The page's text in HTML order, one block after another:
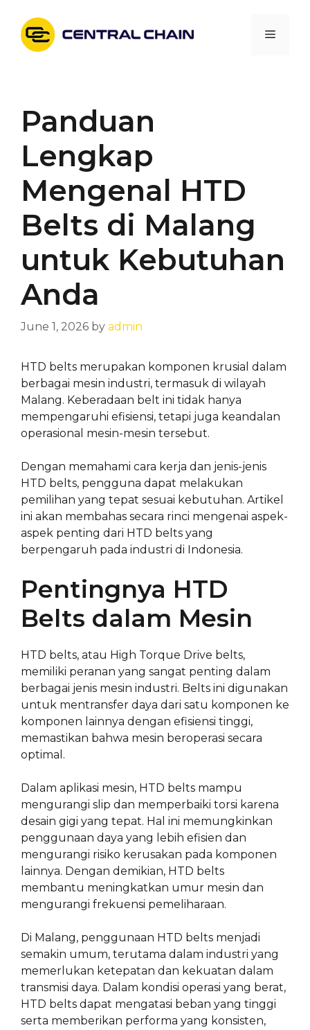
content
Menu
Panduan
Lengkap
Mengenal HTD
Belts di Malang
untuk Kebutuhan
Anda
June 1, 2026 by admin
HTD belts merupakan komponen krusial dalam
berbagai mesin industri, termasuk di wilayah
Malang. Keberadaan belt ini tidak hanya
mempengaruhi efisiensi, tetapi juga keandalan
operasional mesin-mesin tersebut.
Dengan memahami cara kerja dan jenis-jenis
HTD belts, pengguna dapat melakukan
pemilihan yang tepat sesuai kebutuhan. Artikel
ini akan membahas secara rinci mengenai aspek-
aspek penting dari HTD belts yang
berpengaruh pada industri di Indonesia.
Pentingnya HTD
Belts dalam Mesin
HTD belts, atau High Torque Drive belts,
memiliki peranan yang sangat penting dalam
berbagai jenis mesin industri. Belts ini digunakan
untuk mentransfer daya dari satu komponen ke
komponen lainnya dengan efisiensi tinggi,
memastikan bahwa mesin beroperasi secara
optimal.
Dalam aplikasi mesin, HTD belts mampu
mengurangi slip dan memperbaiki torsi karena
desain gigi yang tepat. Hal ini memungkinkan
penggunaan daya yang lebih efisien dan
mengurangi risiko kerusakan pada komponen
lainnya. Dengan demikian, HTD belts
membantu meningkatkan umur mesin dan
mengurangi frekuensi pemeliharaan.
Di Malang, penggunaan HTD belts menjadi
semakin umum, terutama dalam industri yang
memerlukan ketepatan dan kekuatan dalam
transmisi daya. Dalam kondisi operasi yang berat,
HTD belts dapat mengatasi beban yang tinggi
serta memberikan performa yang konsisten,